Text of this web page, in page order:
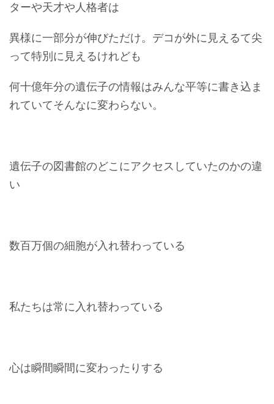
ターや天才や人格者は
異様に一部分が伸びただけ。デコが外に見えるて尖
って特別に見えるけれども
何十億年分の遺伝子の情報はみんな平等に書き込ま
れていてそんなに変わらない。
遺伝子の図書館のどこにアクセスしていたのかの違
い
数百万個の細胞が入れ替わっている
私たちは常に入れ替わっている
心は瞬間瞬間に変わったりする